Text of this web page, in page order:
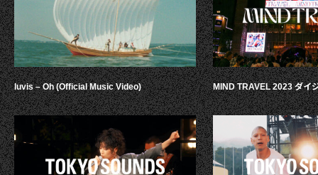
luvis – Oh (Official Music Video) MIND TRAVEL 2023 ダイ